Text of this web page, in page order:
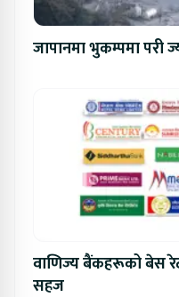
जापानमा भुकम्पमा परी
वाणिज्य बैंकहरूको बेस
सहज